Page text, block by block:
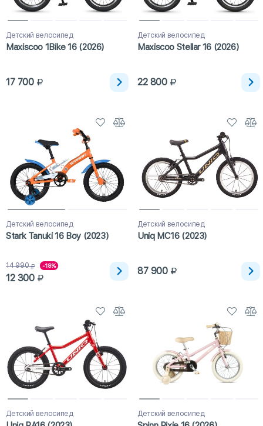
Детский велосипед
Maxiscoo 1Bike 16 (2026)
17 700
Детский велосипед
Maxiscoo Stellar 16 (2026)
22 800
Детский велосипед
Stark Tanuki 16 Boy (2023)
14 990 -18%
12 300
Детский велосипед
Uniq MC16 (2023)
87 900
Детский велосипед Детский велосипед